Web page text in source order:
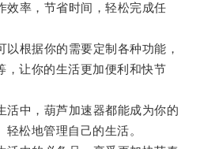
率，节省时间，轻松完成任
根据你的需要定制各种功能，
，让你的生活更加便利和快节
中，葫芦加速器都能成为你的
松地管理自己的生活。